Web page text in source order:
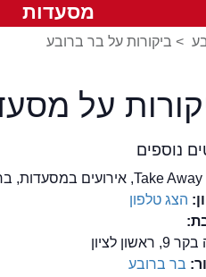
מסעדות
> ביקורות על בר ברובע
על
נוספים
Take Away, אירועים במסעדות, בר מסעדה, בשרים, משלוחים, שיפודים/על האש
הצג טלפון
ראשון לציון
בר ברובע